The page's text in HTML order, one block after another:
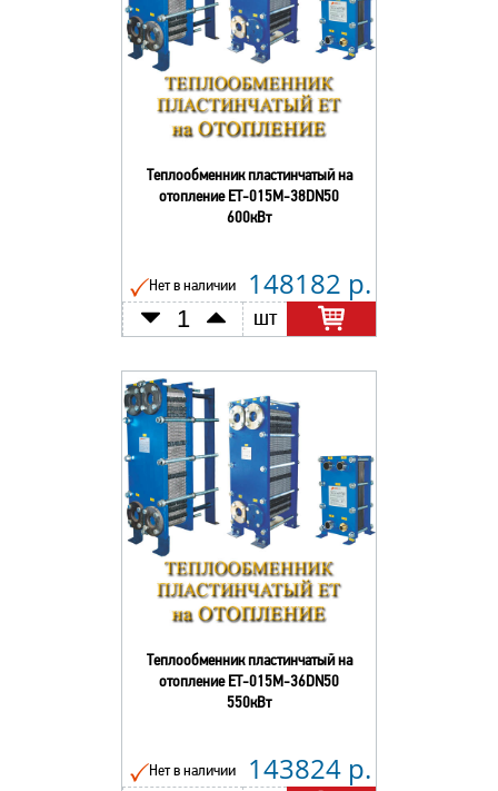
Теплообменник пластинчатый на
отопление ЕТ-015М-38DN50
600кВт
Нет в наличии 148182 р.
шт
Теплообменник пластинчатый на
отопление ЕТ-015М-36DN50
550кВт
Нет в наличии 143824 р.